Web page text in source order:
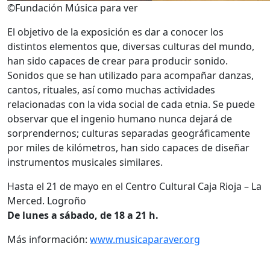
©Fundación Música para ver
El objetivo de la exposición es dar a conocer los
distintos elementos que, diversas culturas del mundo,
han sido capaces de crear para producir sonido.
Sonidos que se han utilizado para acompañar danzas,
cantos, rituales, así como muchas actividades
relacionadas con la vida social de cada etnia. Se puede
observar que el ingenio humano nunca dejará de
sorprendernos; culturas separadas geográficamente
por miles de kilómetros, han sido capaces de diseñar
instrumentos musicales similares.
Hasta el 21 de mayo en el Centro Cultural Caja Rioja – La
Merced. Logroño
De lunes a sábado, de 18 a 21 h.
Más información: www.musicaparaver.org